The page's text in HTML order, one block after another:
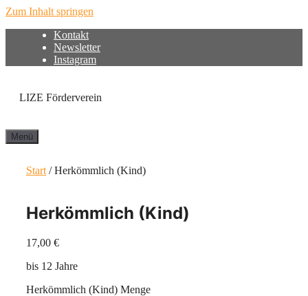
Zum Inhalt springen
Kontakt
Newsletter
Instagram
LIZE Förderverein
Menü
Start / Herkömmlich (Kind)
Herkömmlich (Kind)
17,00 €
bis 12 Jahre
Herkömmlich (Kind) Menge